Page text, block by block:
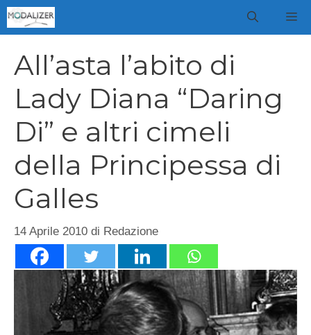
Vai
al
All’asta l’abito di
Lady Diana “Daring
Di” e altri cimeli
della Principessa di
Galles
14 Aprile 2010 di Redazione